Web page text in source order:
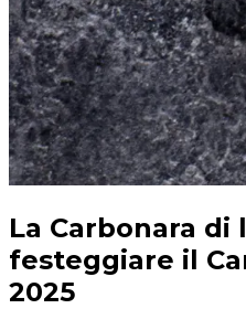
La Carbonara di
festeggiare il
2025